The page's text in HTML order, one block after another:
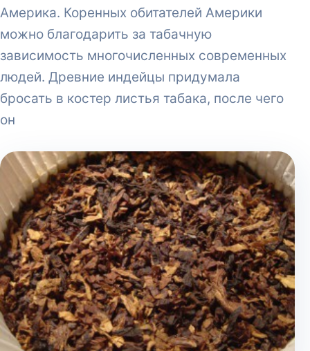
Америка. Коренных обитателей Америки
можно благодарить за табачную
зависимость многочисленных современных
людей. Древние индейцы придумала
бросать в костер листья табака, после чего
он